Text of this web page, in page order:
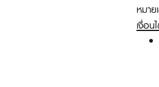
หมา
เงื่อน